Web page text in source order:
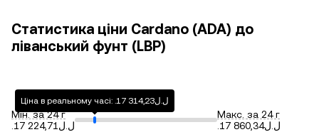
Статистика ціни Cardano (ADA) до
ліванський фунт (LBP)
Мін. за 24 г
.ل.ل17 224,71
Ціна в реальному часі: .ل.ل17 314,23
Макс. за 24 г
.ل.ل17 860,34